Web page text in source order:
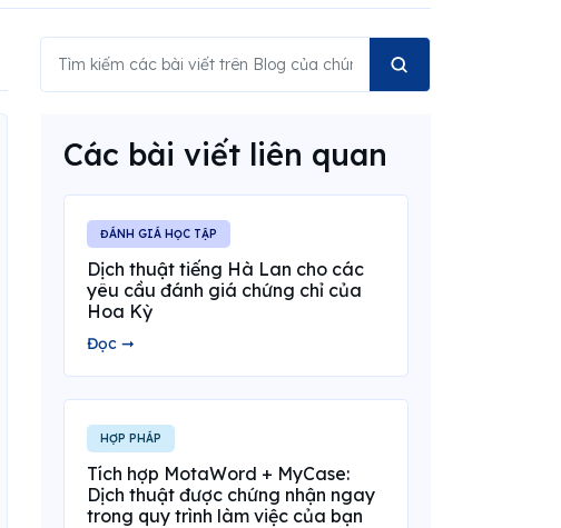
Các bài viết liên quan
ĐÁNH GIÁ HỌC TẬP
Dịch thuật tiếng Hà Lan cho các
yêu cầu đánh giá chứng chỉ của
Hoa Kỳ
Đọc ➞
HỢP PHÁP
Tích hợp MotaWord + MyCase:
Dịch thuật được chứng nhận ngay
trong quy trình làm việc của bạn